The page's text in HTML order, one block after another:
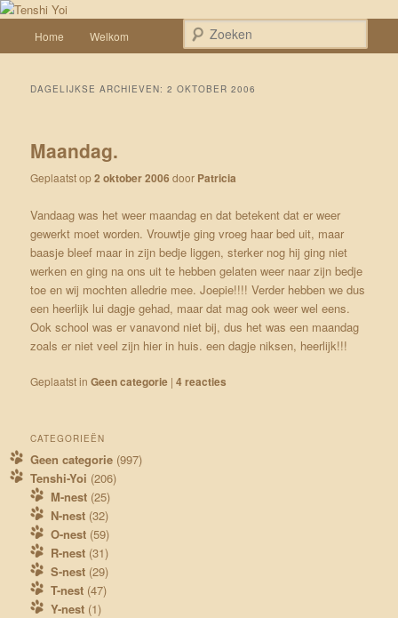
Spring naar de primaire inhoud
Spring naar de secundaire inhoud
Tenshi Yoi
Een weblog over onze Shiba’s (Keiko, Rontu, Miyuki, Tatsu en Yumi)
Home Welkom
DAGELIJKSE ARCHIEVEN:2 OKTOBER 2006
Maandag.
Geplaatst op2 oktober 2006 door Patricia
Vandaag was het weer maandag en dat betekent dat er weer
gewerkt moet worden. Vrouwtje ging vroeg haar bed uit, maar
baasje bleef maar in zijn bedje liggen, sterker nog hij ging niet
werken en ging na ons uit te hebben gelaten weer naar zijn bedje
toe en wij mochten alledrie mee. Joepie!!!! Verder hebben we dus
een heerlijk lui dagje gehad, maar dat mag ook weer wel eens.
Ook school was er vanavond niet bij, dus het was een maandag
zoals er niet veel zijn hier in huis. een dagje niksen, heerlijk!!!
Geplaatst in Geen categorie |4reacties
CATEGORIEËN
Geen categorie (997)
Tenshi-Yoi (206)
M-nest(25)
N-nest(32)
O-nest(59)
R-nest(31)
S-nest(29)
T-nest(47)
Y-nest(1)